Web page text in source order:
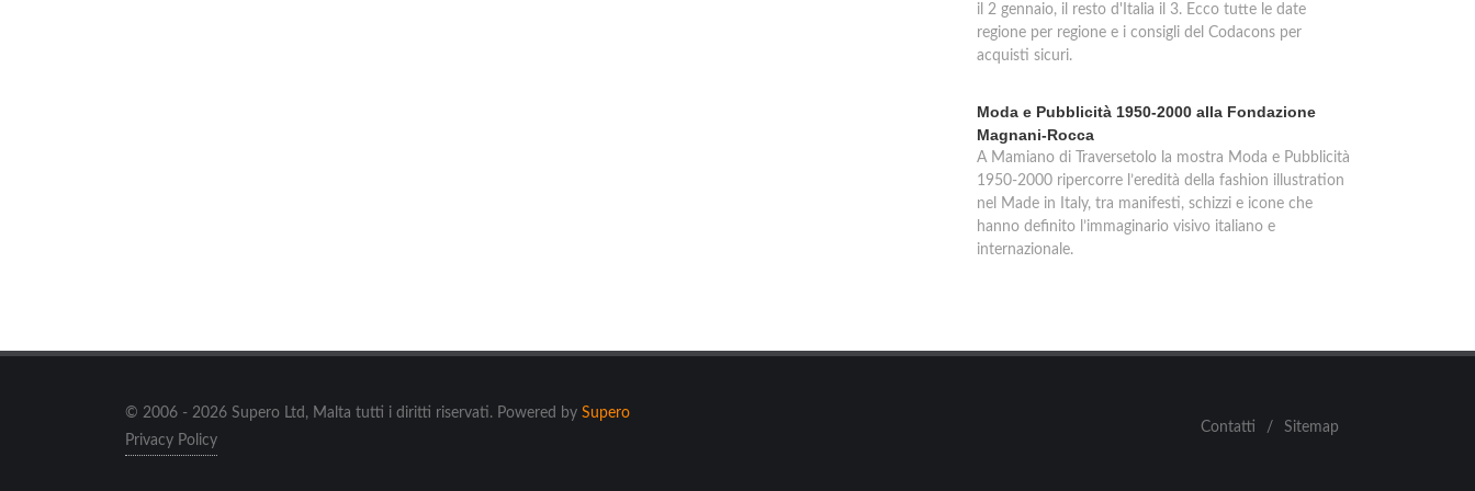
il 2 gennaio, il resto d'Italia il 3. Ecco tutte le date
regione per regione e i consigli del Codacons per
acquisti sicuri.
Moda e Pubblicità 1950-2000 alla Fondazione
Magnani-Rocca
A Mamiano di Traversetolo la mostra Moda e Pubblicità
1950-2000 ripercorre l’eredità della fashion illustration
nel Made in Italy, tra manifesti, schizzi e icone che
hanno definito l’immaginario visivo italiano e
internazionale.
© 2006 - 2026 Supero Ltd, Malta tutti i diritti riservati. Powered by Supero
Privacy Policy
Contatti / Sitemap